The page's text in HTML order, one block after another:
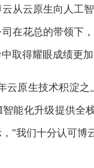
从云原生向人工
在花总的带领下
取得耀眼成绩更
云原生技术积淀
能化升级提供全
"我们十分认可博